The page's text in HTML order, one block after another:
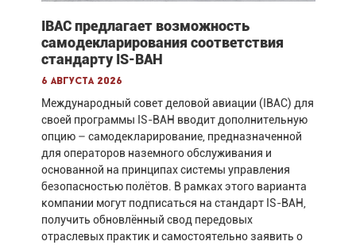
IBAC предлагает возможность
самодекларирования соответствия
стандарту IS-BAH
6 августа 2026
Международный совет деловой авиации (IBAC) для
своей программы IS-BAH вводит дополнительную
опцию – самодекларирование, предназначенной
для операторов наземного обслуживания и
основанной на принципах системы управления
безопасностью полётов. В рамках этого варианта
компании могут подписаться на стандарт IS-BAH,
получить обновлённый свод передовых
отраслевых практик и самостоятельно заявить о